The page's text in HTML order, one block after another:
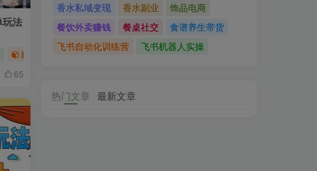
法
新媒体项目 短视频运营 网赚项目
65
香水私域变现
香水副业
饰品电商
餐饮外卖赚钱
餐桌社交
食谱养生带货
飞书自动化训练营
飞书机器人实操
热门文章 最新文章